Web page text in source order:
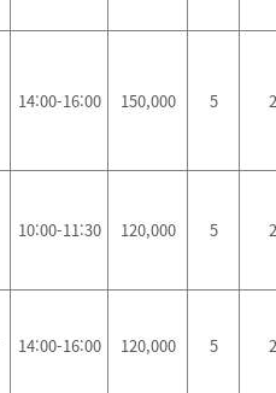
14:00-16:00 150,000 5 2
10:00-11:30 120,000 5 2
14:00-16:00 120,000 5 2